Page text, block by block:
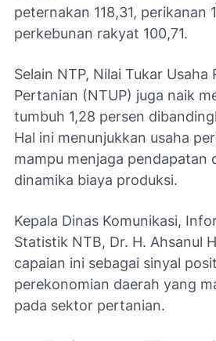
peternakan 118,31, perikanan
perkebunan rakyat 100,71.
Selain NTP, Nilai Tukar Usaha
Pertanian (NTUP) juga naik
tumbuh 1,28 persen
Hal ini menunjukkan usaha
mampu menjaga pendapatan
dinamika biaya produksi.
Kepala Dinas Komunikasi,
Statistik NTB, Dr. H. Ahsanul
capaian ini sebagai sinyal
perekonomian daerah yang
pada sektor pertanian.